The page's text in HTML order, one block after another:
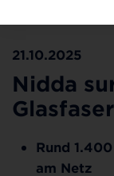
21.10.2025
Nidda
Rund
am Netz